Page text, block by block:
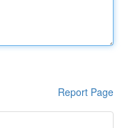
Report Page